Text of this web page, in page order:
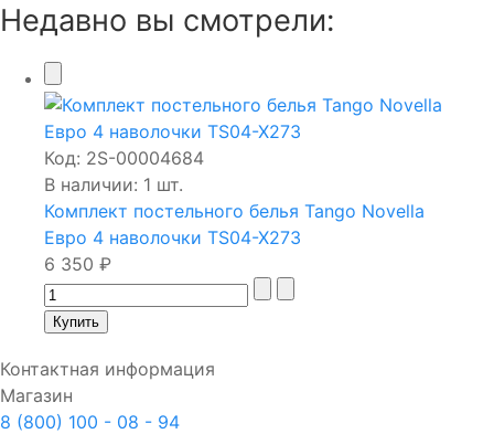
Недавно вы смотрели:
Код: 2S-00004684
В наличии: 1 шт.
Комплект постельного белья Tango Novella
Евро 4 наволочки TS04-X273
6 350 ₽
Контактная информация
Магазин
8 (800) 100 - 08 - 94